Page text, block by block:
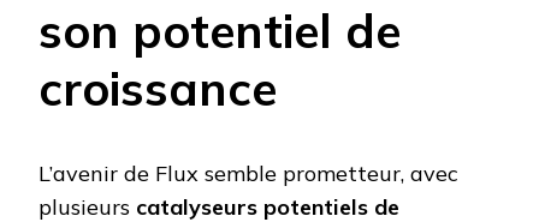
son potentiel de
croissance
L’avenir de Flux semble prometteur, avec
plusieurs catalyseurs potentiels de